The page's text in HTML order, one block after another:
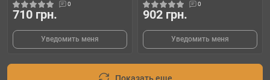
0
710 грн.
Уведомить меня
0
902 грн.
Уведомить меня
Показать еще